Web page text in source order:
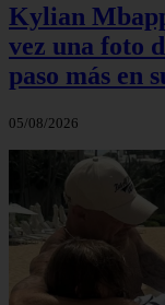
Kylian
vez una foto
paso más en
05/08/2026